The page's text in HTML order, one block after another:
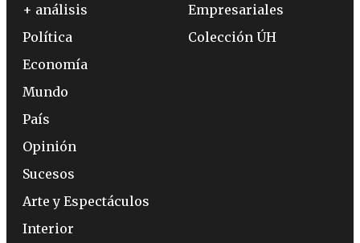
+ análisis
Política
Economía
Mundo
País
Opinión
Sucesos
Arte y Espectáculos
Interior
Empresariales
Colección ÚH